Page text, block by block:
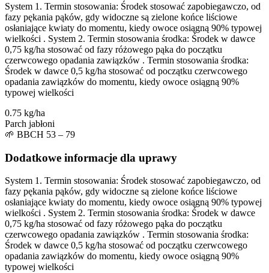
System 1. Termin stosowania: Środek stosować zapobiegawczo, od
fazy pękania pąków, gdy widoczne są zielone końce liściowe
osłaniające kwiaty do momentu, kiedy owoce osiągną 90% typowej
wielkości . System 2. Termin stosowania środka: Środek w dawce
0,75 kg/ha stosować od fazy różowego pąka do początku
czerwcowego opadania zawiązków . Termin stosowania środka:
Środek w dawce 0,5 kg/ha stosować od początku czerwcowego
opadania zawiązków do momentu, kiedy owoce osiągną 90%
typowej wielkości
0.75 kg/ha
Parch jabłoni
🌱 BBCH 53 – 79
Dodatkowe informacje dla uprawy
System 1. Termin stosowania: Środek stosować zapobiegawczo, od
fazy pękania pąków, gdy widoczne są zielone końce liściowe
osłaniające kwiaty do momentu, kiedy owoce osiągną 90% typowej
wielkości . System 2. Termin stosowania środka: Środek w dawce
0,75 kg/ha stosować od fazy różowego pąka do początku
czerwcowego opadania zawiązków . Termin stosowania środka:
Środek w dawce 0,5 kg/ha stosować od początku czerwcowego
opadania zawiązków do momentu, kiedy owoce osiągną 90%
typowej wielkości